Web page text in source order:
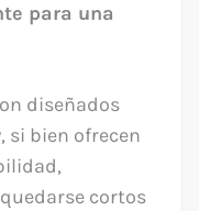
para una
diseñados
si bien ofrecen
cortos